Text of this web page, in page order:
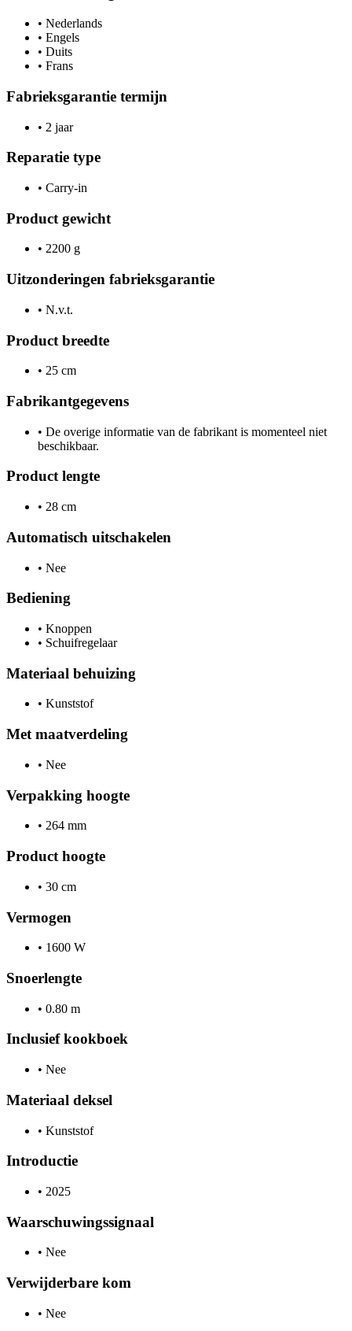
• Nederlands
• Engels
• Duits
• Frans
Fabrieksgarantie termijn
• 2 jaar
Reparatie type
• Carry-in
Product gewicht
• 2200 g
Uitzonderingen fabrieksgarantie
• N.v.t.
Product breedte
• 25 cm
Fabrikantgegevens
• De overige informatie van de fabrikant is momenteel niet
beschikbaar.
Product lengte
• 28 cm
Automatisch uitschakelen
• Nee
Bediening
• Knoppen
• Schuifregelaar
Materiaal behuizing
• Kunststof
Met maatverdeling
• Nee
Verpakking hoogte
• 264 mm
Product hoogte
• 30 cm
Vermogen
• 1600 W
Snoerlengte
• 0.80 m
Inclusief kookboek
• Nee
Materiaal deksel
• Kunststof
Introductie
• 2025
Waarschuwingssignaal
• Nee
Verwijderbare kom
• Nee